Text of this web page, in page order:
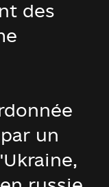
des
un